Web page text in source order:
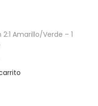
Amarillo/Verde – 1